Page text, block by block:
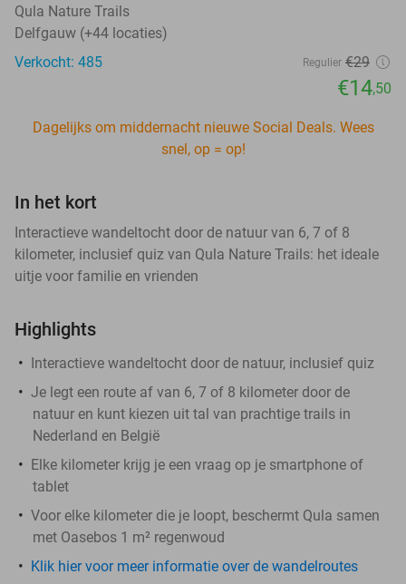
Qula Nature Trails
Delfgauw (+44 locaties)
Verkocht: 485
Regulier €29
€14,50
Dagelijks om middernacht nieuwe Social Deals. Wees
snel, op = op!
In het kort
Interactieve wandeltocht door de natuur van 6, 7 of 8
kilometer, inclusief quiz van Qula Nature Trails: het ideale
uitje voor familie en vrienden
Highlights
Interactieve wandeltocht door de natuur, inclusief quiz
Je legt een route af van 6, 7 of 8 kilometer door de
natuur en kunt kiezen uit tal van prachtige trails in
Nederland en België
Elke kilometer krijg je een vraag op je smartphone of
tablet
Voor elke kilometer die je loopt, beschermt Qula samen
met Oasebos 1 m² regenwoud
Klik hier voor meer informatie over de wandelroutes